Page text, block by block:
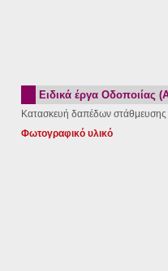
Ειδικά έργα Οδοποιίας
Κατασκευή δαπέδων
Φωτογραφικό υλικό